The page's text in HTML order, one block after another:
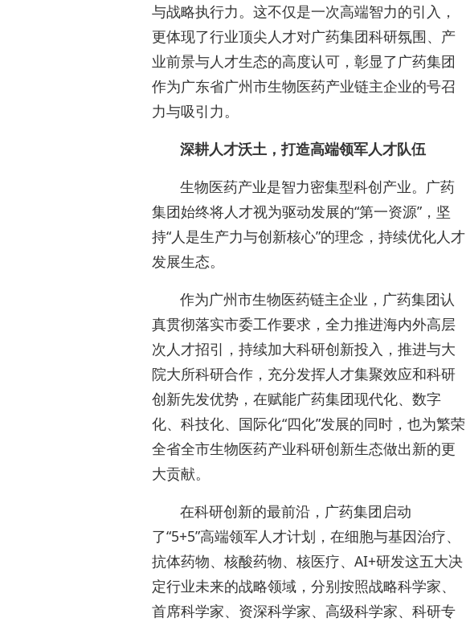
与战略执行力。这不仅是一次高端智力的引入，
更体现了行业顶尖人才对广药集团科研氛围、产
业前景与人才生态的高度认可，彰显了广药集团
作为广东省广州市生物医药产业链主企业的号召
力与吸引力。
深耕人才沃土，打造高端领军人才队伍
生物医药产业是智力密集型科创产业。广药
集团始终将人才视为驱动发展的“第一资源”，坚
持“人是生产力与创新核心”的理念，持续优化人才
发展生态。
作为广州市生物医药链主企业，广药集团认
真贯彻落实市委工作要求，全力推进海内外高层
次人才招引，持续加大科研创新投入，推进与大
院大所科研合作，充分发挥人才集聚效应和科研
创新先发优势，在赋能广药集团现代化、数字
化、科技化、国际化“四化”发展的同时，也为繁荣
全省全市生物医药产业科研创新生态做出新的更
大贡献。
在科研创新的最前沿，广药集团启动
了“5+5”高端领军人才计划，在细胞与基因治疗、
抗体药物、核酸药物、核医疗、AI+研发这五大决
定行业未来的战略领域，分别按照战略科学家、
首席科学家、资深科学家、高级科学家、科研专